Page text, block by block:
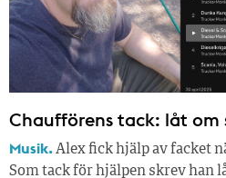
Chaufförens tack: låt om
Musik.Alex fick hjälp av facket
Som tack för hjälpen skrev han